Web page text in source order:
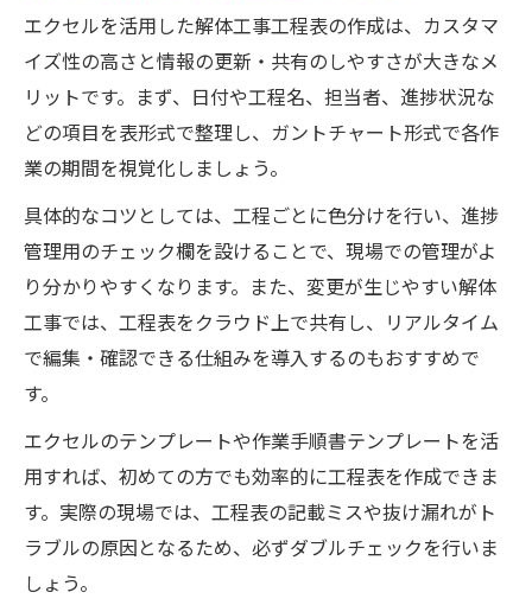
エクセルを活用した解体工事工程表の作成は、カスタマ
イズ性の高さと情報の更新・共有のしやすさが大きなメ
リットです。まず、日付や工程名、担当者、進捗状況な
どの項目を表形式で整理し、ガントチャート形式で各作
業の期間を視覚化しましょう。
具体的なコツとしては、工程ごとに色分けを行い、進捗
管理用のチェック欄を設けることで、現場での管理がよ
り分かりやすくなります。また、変更が生じやすい解体
工事では、工程表をクラウド上で共有し、リアルタイム
で編集・確認できる仕組みを導入するのもおすすめで
す。
エクセルのテンプレートや作業手順書テンプレートを活
用すれば、初めての方でも効率的に工程表を作成できま
す。実際の現場では、工程表の記載ミスや抜け漏れがト
ラブルの原因となるため、必ずダブルチェックを行いま
しょう。